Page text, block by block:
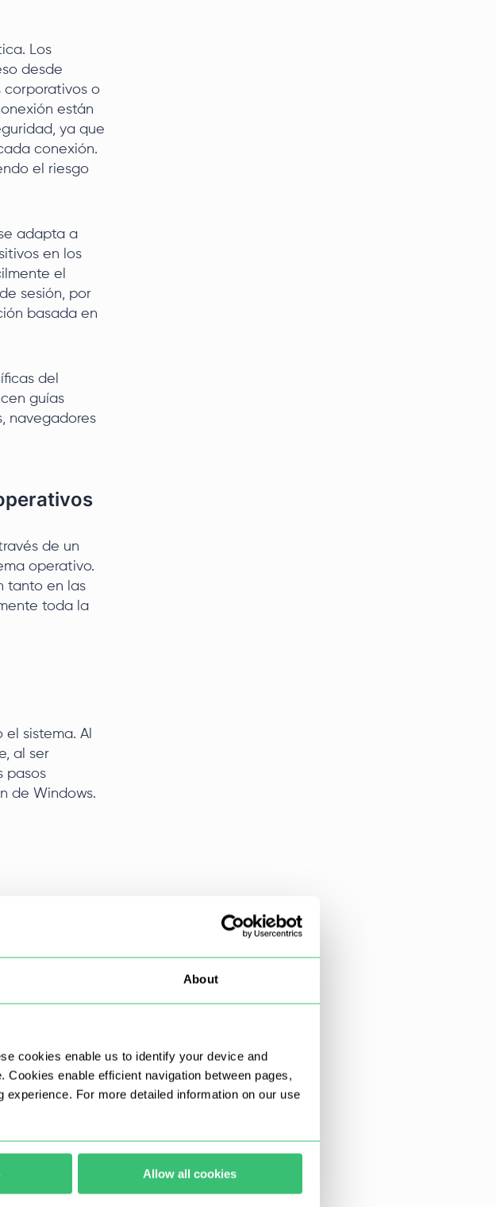
About
cookies enable us to identify your device and
enable efficient navigation between pages,
For more detailed information on our use
Allow all cookies
Los
desde
corporativos o
están
ya que
conexión.
el riesgo
adapta a
en los
el
sesión, por
basada en
del
guías
navegadores
de un
operativo.
tanto en las
toda la
sistema. Al
al ser
pasos
de Windows.
incluye
de
vez
web, es
que